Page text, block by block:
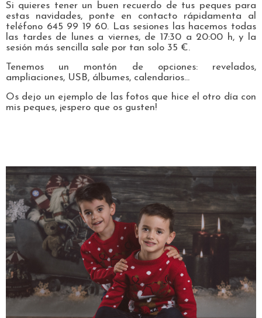
Si quieres tener un buen recuerdo de tus peques para
estas navidades, ponte en contacto rápidamenta al
teléfono 645 99 19 60. Las sesiones las hacemos todas
las tardes de lunes a viernes, de 17:30 a 20:00 h, y la
sesión más sencilla sale por tan solo 35 €.
Tenemos un montón de opciones: revelados,
ampliaciones, USB, álbumes, calendarios...
Os dejo un ejemplo de las fotos que hice el otro día con
mis peques, ¡espero que os gusten!